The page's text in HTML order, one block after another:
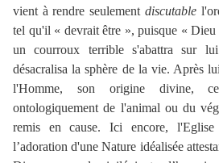
vient à rendre seulement discutable
tel qu'il « devrait être », puisque « Dieu
un courroux terrible s'abattra sur
désacralisa la sphère de la vie. Après
l'Homme, son origine divine,
ontologiquement de l'animal ou du
remis en cause. Ici encore, l'Eglise
l’adoration d'une Nature idéalisée